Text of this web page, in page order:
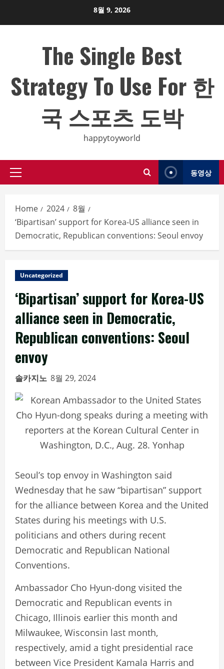
8월 9, 2026
The Single Best
Strategy To Use For 한
국 스포츠 도박
happytoyworld
Primary
동영상
Home 2024
8월
‘Bipartisan’ support for Korea-US alliance seen in
Democratic, Republican conventions: Seoul envoy
Uncategorized
‘Bipartisan’ support for Korea-US
alliance seen in Democratic,
Republican conventions: Seoul
envoy
솔카지노 8월 29, 2024
Seoul’s top envoy in Washington said
Wednesday that he saw “bipartisan” support
for the alliance between Korea and the United
States during his meetings with U.S.
politicians and others during recent
Democratic and Republican National
Conventions.
Ambassador Cho Hyun-dong visited the
Democratic and Republican events in
Chicago, Illinois earlier this month and
Milwaukee, Wisconsin last month,
respectively, amid a tight presidential race
between Vice President Kamala Harris and